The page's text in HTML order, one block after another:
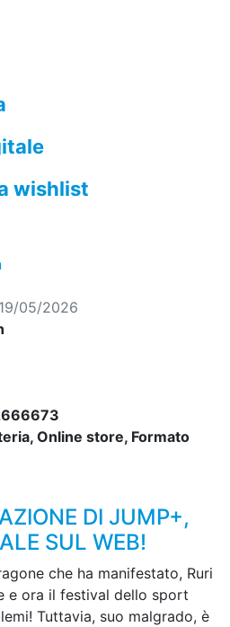
wishlist
19/05/2026
Online store, Formato
DI JUMP+,
SUL WEB!
che ha manifestato, Ruri
e ora il festival dello sport
Tuttavia, suo malgrado, è